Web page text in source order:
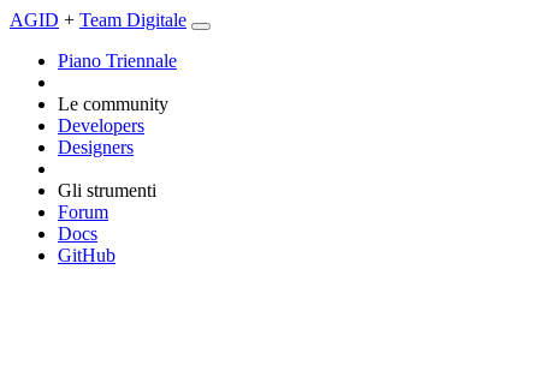
AGID + Team Digitale
Piano Triennale
Le community
Developers
Designers
Gli strumenti
Forum
Docs
GitHub